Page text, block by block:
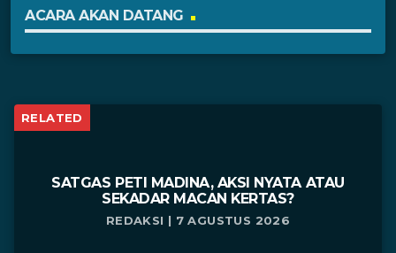
ACARA AKAN DATANG
RELATED
SATGAS PETI MADINA, AKSI NYATA ATAU
SEKADAR MACAN KERTAS?
REDAKSI | 7 AGUSTUS 2026